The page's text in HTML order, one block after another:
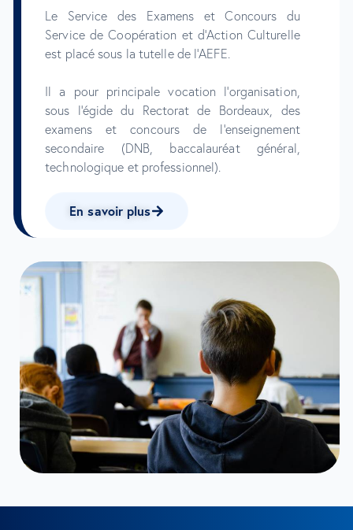
Le Service des Examens et Concours du
Service de Coopération et d’Action Culturelle
est placé sous la tutelle de l’AEFE.
Il a pour principale vocation l’organisation,
sous l’égide du Rectorat de Bordeaux, des
examens et concours de l’enseignement
secondaire (DNB, baccalauréat général,
technologique et professionnel).
En savoir plus